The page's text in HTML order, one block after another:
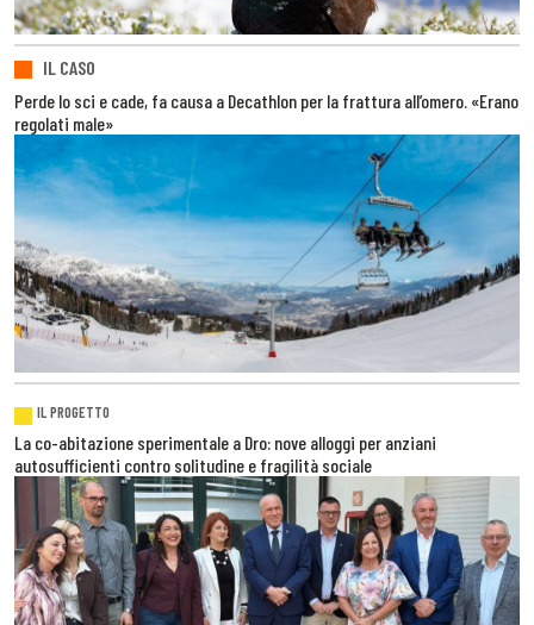
IL CASO
Perde lo sci e cade, fa causa a Decathlon per la frattura all’omero. «Erano
regolati male»
IL PROGETTO
La co-abitazione sperimentale a Dro: nove alloggi per anziani
autosufficienti contro solitudine e fragilità sociale